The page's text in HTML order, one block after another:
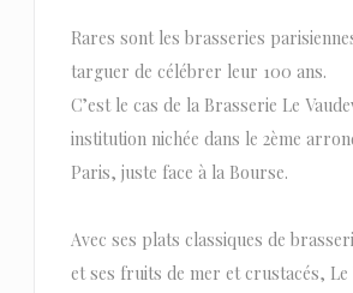
Rares sont les brasseries
targuer de célébrer leur 100 ans.
C’est le cas de la Brasserie Le
institution nichée dans le 2ème
Paris, juste face à la Bourse.
Avec ses plats classiques de
et ses fruits de mer et crustacés, Le